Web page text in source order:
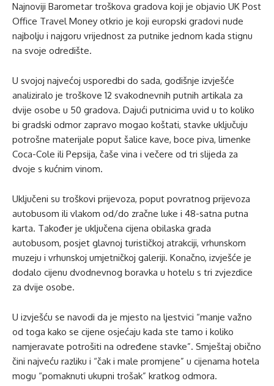
Najnoviji Barometar troškova gradova koji je objavio UK Post
Office Travel Money otkrio je koji europski gradovi nude
najbolju i najgoru vrijednost za putnike jednom kada stignu
na svoje odredište.
U svojoj najvećoj usporedbi do sada, godišnje izvješće
analiziralo je troškove 12 svakodnevnih putnih artikala za
dvije osobe u 50 gradova. Dajući putnicima uvid u to koliko
bi gradski odmor zapravo mogao koštati, stavke uključuju
potrošne materijale poput šalice kave, boce piva, limenke
Coca-Cole ili Pepsija, čaše vina i večere od tri slijeda za
dvoje s kućnim vinom.
Uključeni su troškovi prijevoza, poput povratnog prijevoza
autobusom ili vlakom od/do zračne luke i 48-satna putna
karta. Također je uključena cijena obilaska grada
autobusom, posjet glavnoj turističkoj atrakciji, vrhunskom
muzeju i vrhunskoj umjetničkoj galeriji. Konačno, izvješće je
dodalo cijenu dvodnevnog boravka u hotelu s tri zvjezdice
za dvije osobe.
U izvješću se navodi da je mjesto na ljestvici “manje važno
od toga kako se cijene osjećaju kada ste tamo i koliko
namjeravate potrošiti na određene stavke”. Smještaj obično
čini najveću razliku i “čak i male promjene” u cijenama hotela
mogu “pomaknuti ukupni trošak” kratkog odmora.